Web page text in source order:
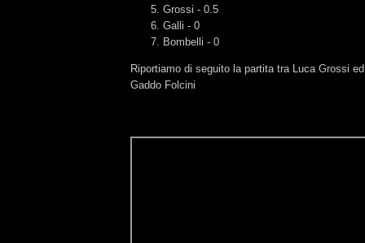
Grossi - 0.5
Galli - 0
Bombelli - 0
Riportiamo di seguito la partita tra Luca Grossi
Gaddo Folcini